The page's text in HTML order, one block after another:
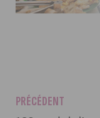
PRÉCÉDENT